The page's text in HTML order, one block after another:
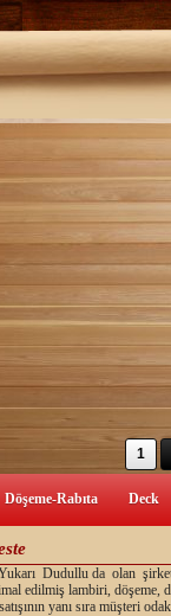
1
Döşeme-Rabıta Deck
Dudullu da olan
edilmiş lambiri, döşeme,
yanı sıra müşteri